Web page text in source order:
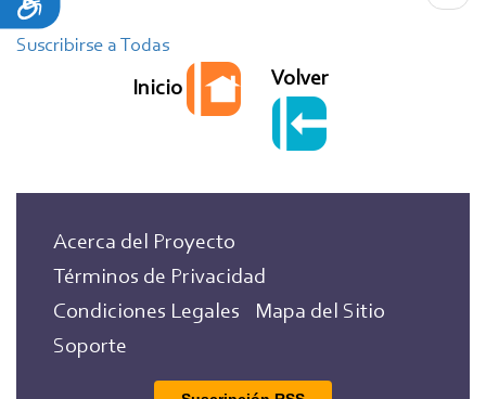
Suscribirse a Todas
Inicio Volver
Acerca del Proyecto
Términos de Privacidad
Condiciones Legales
Mapa del Sitio
Soporte